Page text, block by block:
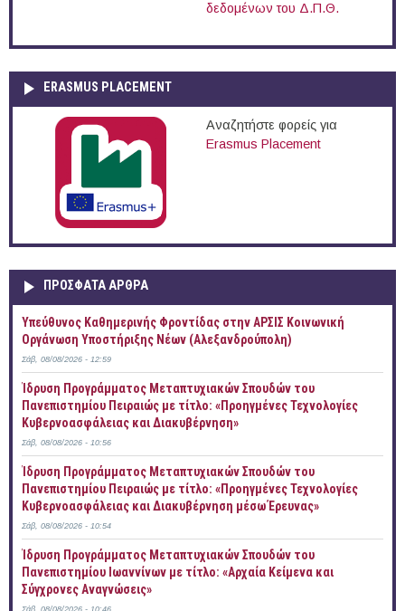
δεδομένων του Δ.Π.Θ.
ERASMUS PLACEMENT
Αναζητήστε φορείς για
Erasmus Placement
ΠΡOΣΦΑΤΑ AΡΘΡΑ
Yπεύθυνος Καθημερινής Φροντίδας στην ΑΡΣΙΣ Κοινωνική
Οργάνωση Υποστήριξης Νέων (Αλεξανδρούπολη)
Σάβ, 08/08/2026 - 12:59
Ίδρυση Προγράμματος Μεταπτυχιακών Σπουδών του
Πανεπιστημίου Πειραιώς με τίτλο: «Προηγμένες Τεχνολογίες
Κυβερνοασφάλειας και Διακυβέρνηση»
Σάβ, 08/08/2026 - 10:56
Ίδρυση Προγράμματος Μεταπτυχιακών Σπουδών του
Πανεπιστημίου Πειραιώς με τίτλο: «Προηγμένες Τεχνολογίες
Κυβερνοασφάλειας και Διακυβέρνηση μέσω Έρευνας»
Σάβ, 08/08/2026 - 10:54
Ίδρυση Προγράμματος Μεταπτυχιακών Σπουδών του
Πανεπιστημίου Ιωαννίνων με τίτλο: «Αρχαία Κείμενα και
Σύγχρονες Αναγνώσεις»